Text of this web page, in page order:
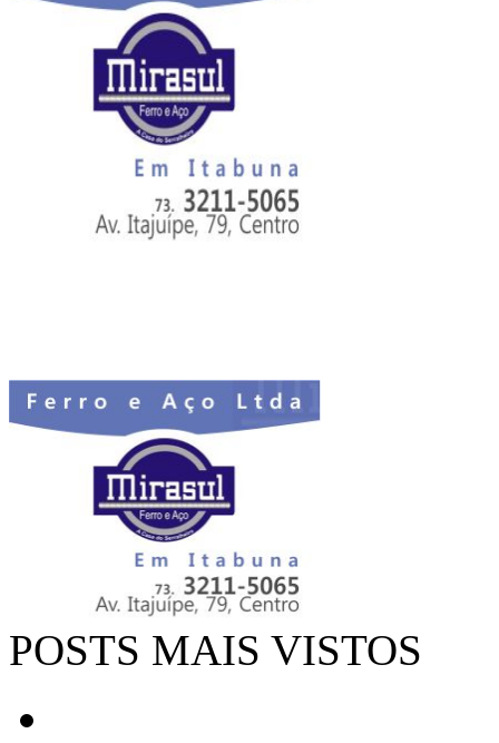
POSTS MAIS VISTOS